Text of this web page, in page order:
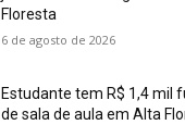
Floresta
6 de agosto de 2026
Estudante tem R$ 1,4 mil
de sala de aula em Alta